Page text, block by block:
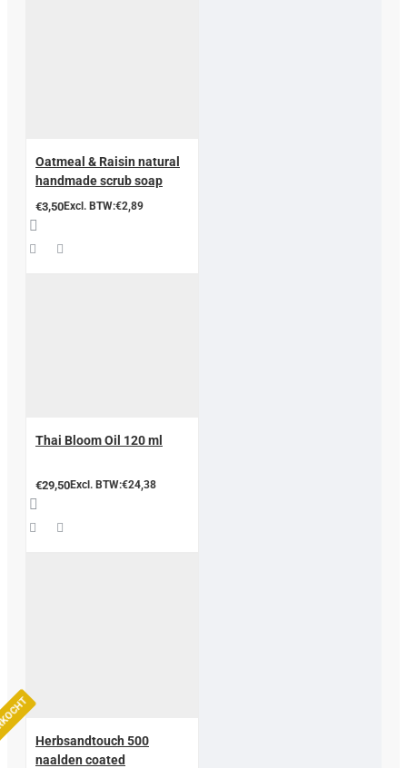
Oatmeal & Raisin natural
handmade scrub soap
€3,50Excl. BTW:€2,89
Thai Bloom Oil 120 ml
€29,50Excl. BTW:€24,38
Herbsandtouch 500
naalden coated